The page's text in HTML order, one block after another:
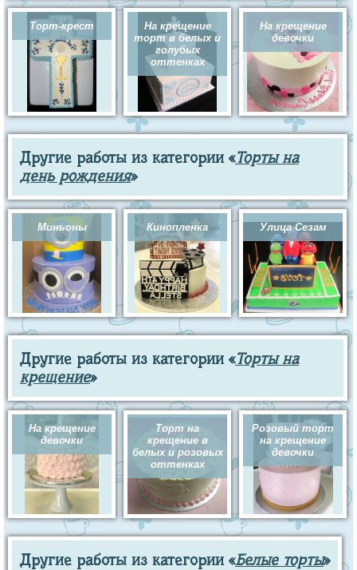
Торт-крест
На крещение
торт в белых и
голубых
оттенках
На крещение
девочки
Другие работы из категории «Торты на
день рождения»
Миньоны Кинопленка Улица Сезам
Другие работы из категории «Торты на
крещение»
На крещение
девочки
Торт на
крещение в
белых и розовых
оттенках
Розовый торт
на крещение
девочки
Другие работы из категории «Белые торты»